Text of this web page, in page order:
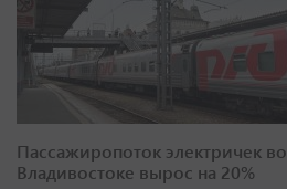
Пассажиропоток электричек во
Владивостоке вырос на 20%